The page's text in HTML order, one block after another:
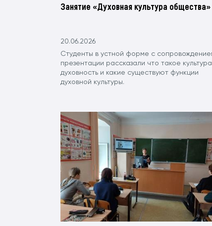
Занятие «Духовная культура общества»
20.06.2026
Студенты в устной форме с
презентации рассказали что такое культура,
духовность и какие существуют функции
духовной культуры.